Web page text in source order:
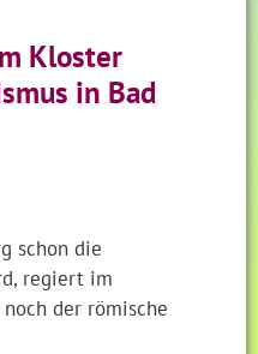
Kloster
in Bad
schon die
regiert im
der römische